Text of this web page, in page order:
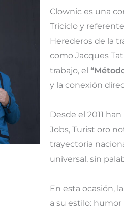
Clownic es una
Triciclo y
Herederos de la
como Jacques
trabajo, el
y la conexión
Desde el 2011
Jobs, Turist oro
trayectoria
universal, sin
En esta ocasión,
a su estilo: humor